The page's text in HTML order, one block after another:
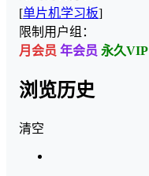
[单片机学习板]
限制用户组：
月会员 年会员 永久VIP
浏览历史
清空